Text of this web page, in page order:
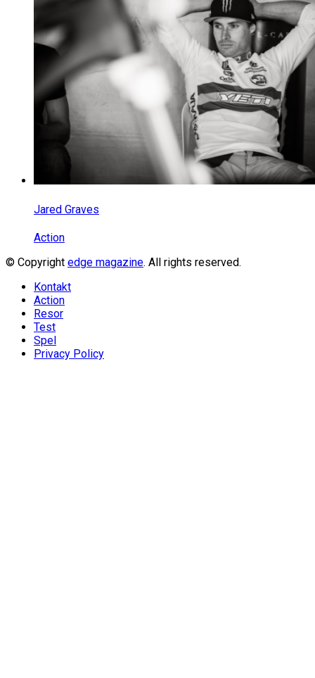
Jared Graves
Action
© Copyright edge magazine. All rights reserved.
Kontakt
Action
Resor
Test
Spel
Privacy Policy